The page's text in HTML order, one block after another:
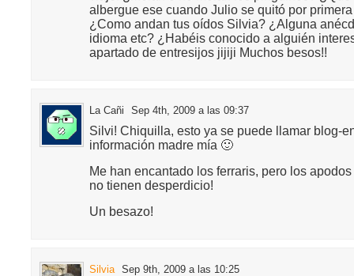
albergue ese cuando Julio se quitó por
¿Como andan tus oídos Silvia? ¿Alguna
idioma etc? ¿Habéis conocido a alguién
apartado de entresijos jijiji Muchos besos!!
La Cañi Sep 4th, 2009 a las 09:37
Silvi! Chiquilla, esto ya se puede llamar blog-
información madre mía 🙂
Me han encantado los ferraris, pero los
no tienen desperdicio!
Un besazo!
Silvia Sep 9th, 2009 a las 10:25